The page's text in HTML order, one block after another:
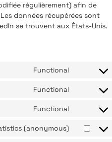
régulièrement) afin de
données récupérées sont
se trouvent aux États-Unis.
Functional
Functional
Functional
(anonymous)